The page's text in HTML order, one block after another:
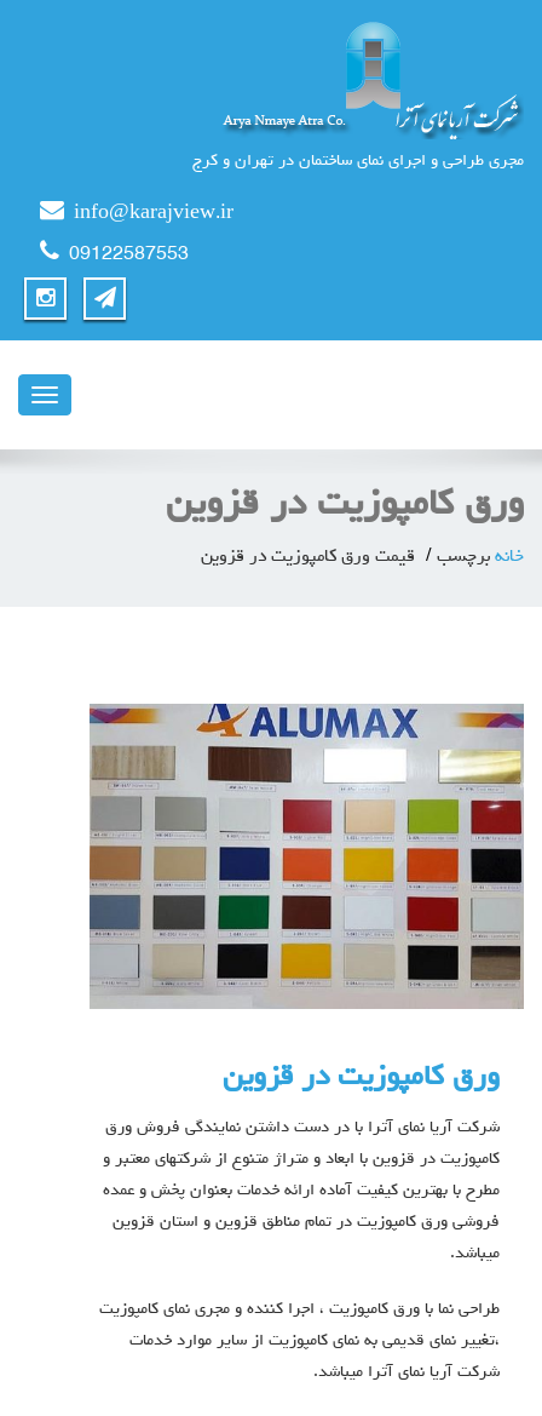
مجری طراحی و اجرای نمای ساختمان در تهران و کرج
info@karajview.ir
09122587553
ناوبری
ورق کامپوزیت در قزوین
خانه برچسب قیمت ورق کامپوزیت در قزوین
ورق کامپوزیت در قزوین
شرکت آریا نمای آترا با در دست داشتن نمایندگی فروش ورق
کامپوزیت در قزوین با ابعاد و متراژ متنوع از شرکتهای معتبر و
مطرح با بهترین کیفیت آماده ارائه خدمات بعنوان پخش و عمده
فروشی ورق کامپوزیت در تمام مناطق قزوین و استان قزوین
میباشد.
طراحی نما با ورق کامپوزیت ، اجرا کننده و مجری نمای کامپوزیت
،تغییر نمای قدیمی به نمای کامپوزیت از سایر موارد خدمات
شرکت آریا نمای آترا میباشد.